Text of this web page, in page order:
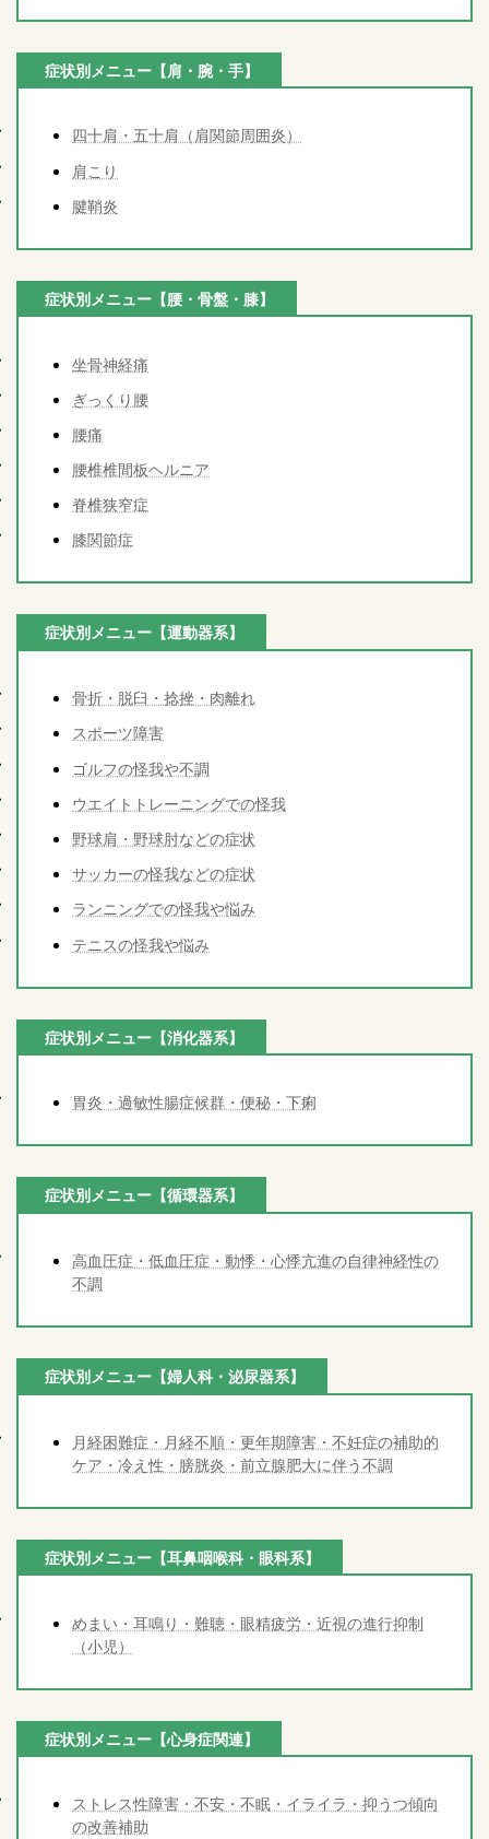
症状別メニュー【肩・腕・手】
四十肩・五十肩（肩関節周囲炎）
肩こり
腱鞘炎
症状別メニュー【腰・骨盤・膝】
坐骨神経痛
ぎっくり腰
腰痛
腰椎椎間板ヘルニア
脊椎狭窄症
膝関節症
症状別メニュー【運動器系】
骨折・脱臼・捻挫・肉離れ
スポーツ障害
ゴルフの怪我や不調
ウエイトトレーニングでの怪我
野球肩・野球肘などの症状
サッカーの怪我などの症状
ランニングでの怪我や悩み
テニスの怪我や悩み
症状別メニュー【消化器系】
胃炎・過敏性腸症候群・便秘・下痢
症状別メニュー【循環器系】
高血圧症・低血圧症・動悸・心悸亢進の自律神経性の
不調
症状別メニュー【婦人科・泌尿器系】
月経困難症・月経不順・更年期障害・不妊症の補助的
ケア・冷え性・膀胱炎・前立腺肥大に伴う不調
症状別メニュー【耳鼻咽喉科・眼科系】
めまい・耳鳴り・難聴・眼精疲労・近視の進行抑制
（小児）
症状別メニュー【心身症関連】
ストレス性障害・不安・不眠・イライラ・抑うつ傾向
の改善補助